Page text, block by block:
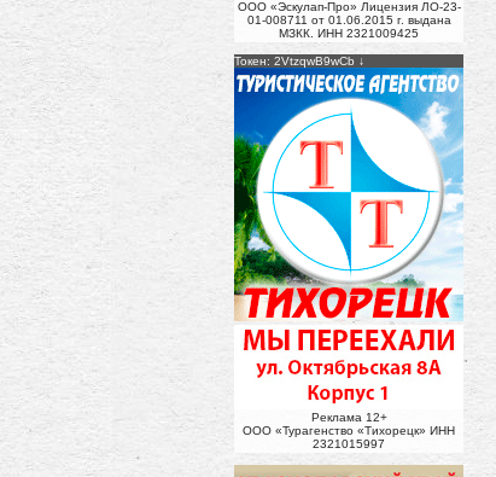
ООО «Эскулап-Про» Лицензия ЛО-23-
01-008711 от 01.06.2015 г. выдана
МЗКК. ИНН 2321009425
Токен: 2VtzqwB9wCb
Реклама 12+
ООО «Турагенство «Тихорецк» ИНН
2321015997